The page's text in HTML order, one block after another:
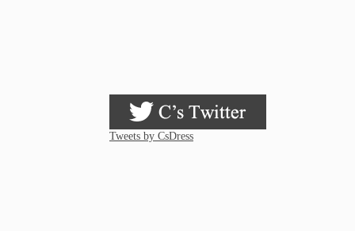
Tweets by CsDress